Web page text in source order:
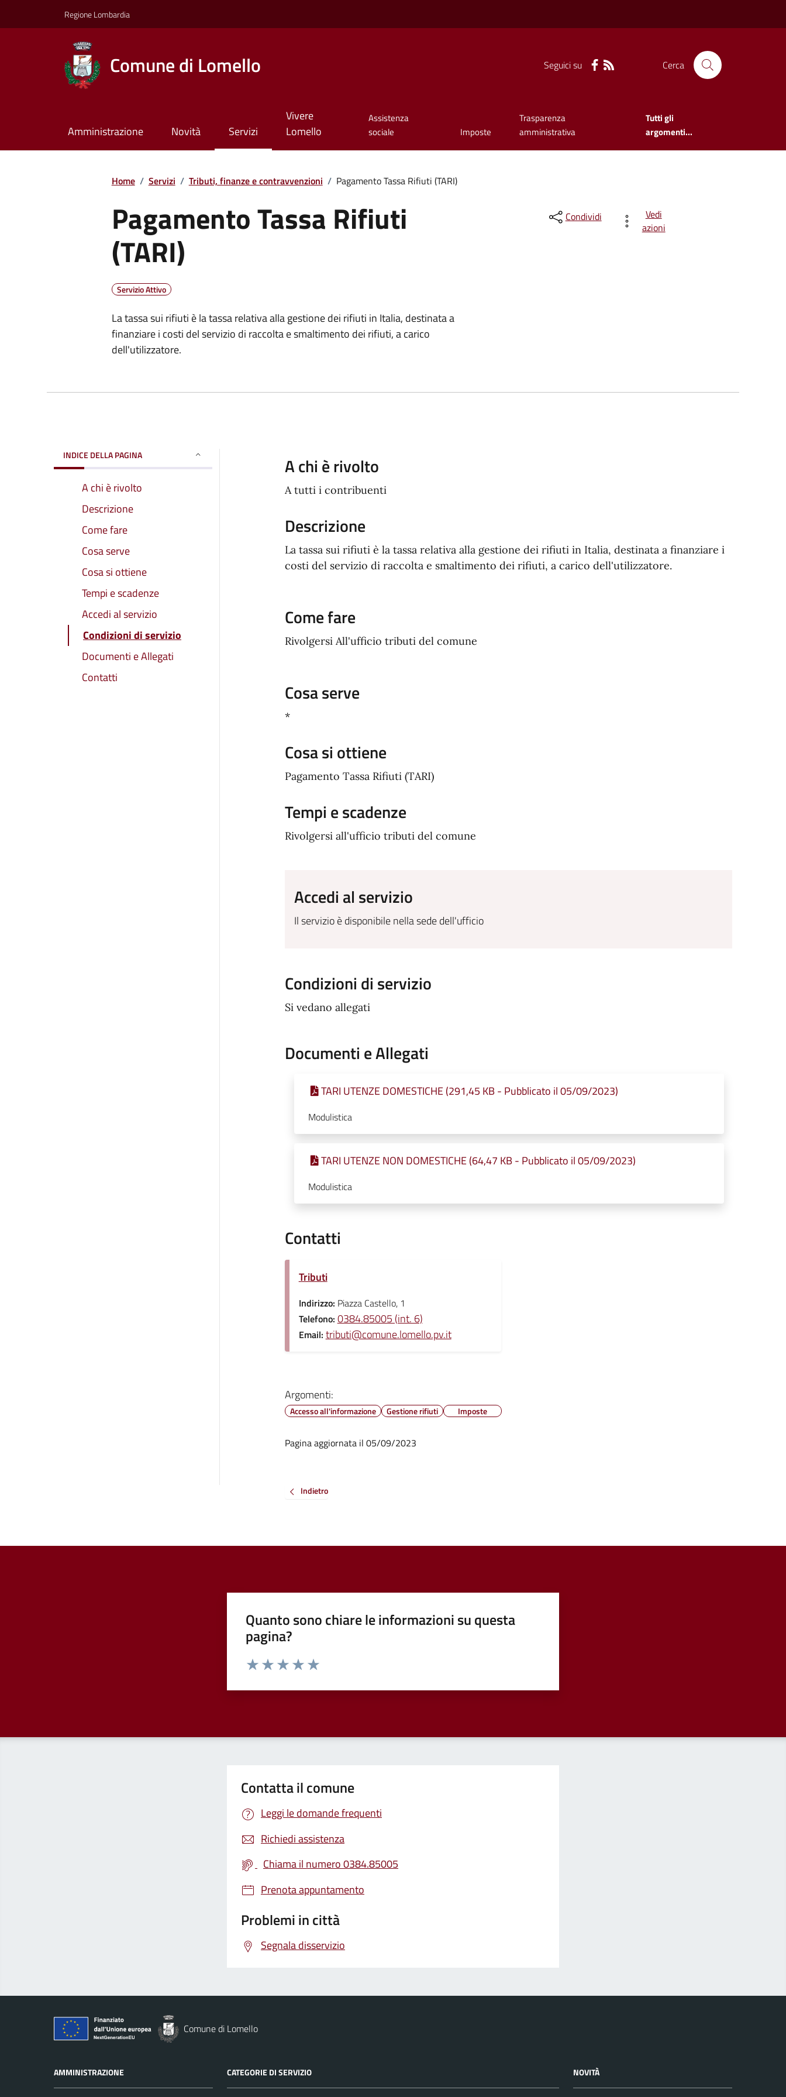
Regione Lombardia
Comune di Lomello Seguici su Cerca
Amministrazione Novità Servizi
Vivere
Lomello
Assistenza
sociale
Imposte
Trasparenza
amministrativa
Tutti gli
argomenti...
Home / Servizi / Tributi, finanze e contravvenzioni / Pagamento Tassa Rifiuti (TARI)
Pagamento Tassa Rifiuti
(TARI)
Servizio Attivo
La tassa sui rifiuti è la tassa relativa alla gestione dei rifiuti in Italia, destinata a
finanziare i costi del servizio di raccolta e smaltimento dei rifiuti, a carico
dell'utilizzatore.
Condividi
Vedi
azioni
INDICE DELLA PAGINA
A chi è rivolto
Descrizione
Come fare
Cosa serve
Cosa si ottiene
Tempi e scadenze
Accedi al servizio
Condizioni di servizio
Documenti e Allegati
Contatti
A chi è rivolto
A tutti i contribuenti
Descrizione
La tassa sui rifiuti è la tassa relativa alla gestione dei rifiuti in Italia, destinata a finanziare i
costi del servizio di raccolta e smaltimento dei rifiuti, a carico dell'utilizzatore.
Come fare
Rivolgersi All'ufficio tributi del comune
Cosa serve
*
Cosa si ottiene
Pagamento Tassa Rifiuti (TARI)
Tempi e scadenze
Rivolgersi all'ufficio tributi del comune
Accedi al servizio
Il servizio è disponibile nella sede dell'ufficio
Condizioni di servizio
Si vedano allegati
Documenti e Allegati
TARI UTENZE DOMESTICHE (291,45 KB - Pubblicato il 05/09/2023)
Modulistica
TARI UTENZE NON DOMESTICHE (64,47 KB - Pubblicato il 05/09/2023)
Modulistica
Contatti
Tributi
Indirizzo: Piazza Castello, 1
Telefono:0384.85005 (int. 6)
Email:tributi@comune.lomello.pv.it
Argomenti:
Accesso all'informazione Gestione rifiuti Imposte
Pagina aggiornata il 05/09/2023
Indietro
Quanto sono chiare le informazioni su questa
pagina?
Valuta da 1 a 5 stelle la pagina
Contatta il comune
Leggi le domande frequenti
Richiedi assistenza
Chiama il numero 0384.85005
Prenota appuntamento
Problemi in città
Segnala disservizio
Comune di Lomello
AMMINISTRAZIONE CATEGORIE DI SERVIZIO NOVITÀ